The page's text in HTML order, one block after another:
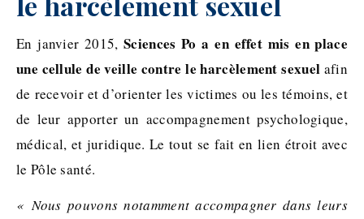
En janvier 2015,Sciences Po a en effet mis en place
une cellule de veille contre le harcèlement sexuel afin
de recevoir et d’orienter les victimes ou les témoins, et
de leur apporter un accompagnement psychologique,
médical, et juridique. Le tout se fait en lien étroit avec
le Pôle santé.
« Nous pouvons notamment accompagner dans leurs